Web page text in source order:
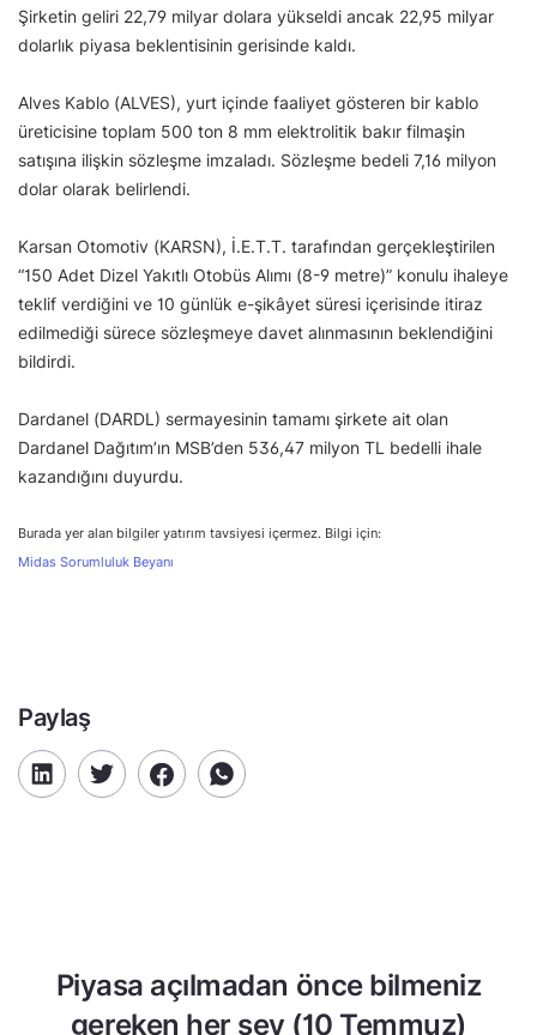
Şirketin geliri 22,79 milyar dolara yükseldi ancak 22,95 milyar
dolarlık piyasa beklentisinin gerisinde kaldı.
Alves Kablo (ALVES), yurt içinde faaliyet gösteren bir kablo
üreticisine toplam 500 ton 8 mm elektrolitik bakır filmaşin
satışına ilişkin sözleşme imzaladı. Sözleşme bedeli 7,16 milyon
dolar olarak belirlendi.
Karsan Otomotiv (KARSN), İ.E.T.T. tarafından gerçekleştirilen
“150 Adet Dizel Yakıtlı Otobüs Alımı (8-9 metre)” konulu ihaleye
teklif verdiğini ve 10 günlük e-şikâyet süresi içerisinde itiraz
edilmediği sürece sözleşmeye davet alınmasının beklendiğini
bildirdi.
Dardanel (DARDL) sermayesinin tamamı şirkete ait olan
Dardanel Dağıtım’ın MSB’den 536,47 milyon TL bedelli ihale
kazandığını duyurdu.
Burada yer alan bilgiler yatırım tavsiyesi içermez. Bilgi için:
Midas Sorumluluk Beyanı
Paylaş
Piyasa açılmadan önce bilmeniz
gereken her şey (10 Temmuz)